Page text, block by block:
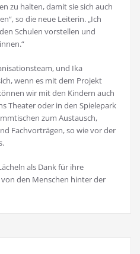
zu halten, damit sie sich auch
so die neue Leiterin. „Ich
Schulen vorstellen und
und Ika
wenn es mit dem Projekt
wir mit den Kindern auch
Theater oder in den Spielepark
zum Austausch,
Fachvorträgen, so wie vor der
als Dank für ihre
den Menschen hinter der